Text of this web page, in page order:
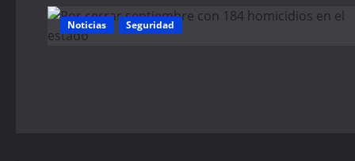
Noticias Seguridad